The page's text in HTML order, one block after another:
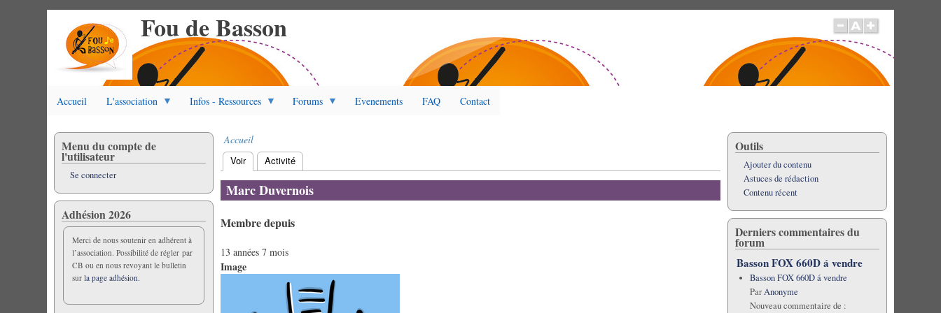
Fou de Basson
Accueil L'association Infos - Ressources Forums Evenements FAQ Contact
Fil
d'Ariane
Accueil
Onglets
principaux
Voir(onglet actif)
Activité
Marc Duvernois
Membre depuis
13 années 7 mois
Image
Menu du compte de
l'utilisateur
Se connecter
Adhésion 2026
Merci de nous soutenir en adhérent à
l’association. Possibilité de régler par
CB ou en nous revoyant le bulletin
surla page adhésion.
Outils
Ajouter du contenu
Astuces de rédaction
Contenu récent
Derniers commentaires du
forum
Basson FOX 660D á vendre
Basson FOX 660D á vendre
ParAnonyme
Nouveau commentaire de :